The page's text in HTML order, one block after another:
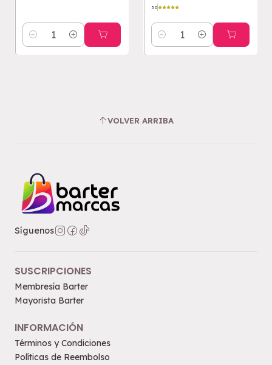
Cantidad
5.0
Cantidad
VOLVER ARRIBA
Síguenos
SUSCRIPCIONES
Membresía Barter
Mayorista Barter
INFORMACIÓN
Términos y Condiciones
Políticas de Reembolso